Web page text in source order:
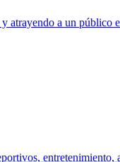
atrayendo a un público
entretenimiento,